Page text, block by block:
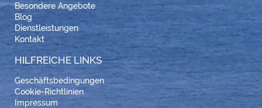
Besondere Angebote
Blog
Dienstleistungen
Kontakt
HILFREICHE LINKS
Geschäftsbedingungen
Cookie-Richtlinien
Impressum